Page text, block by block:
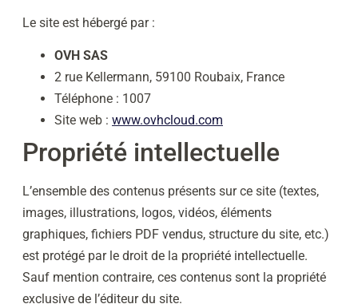
Le site est hébergé par :
OVH SAS
2 rue Kellermann, 59100 Roubaix, France
Téléphone : 1007
Site web : www.ovhcloud.com
Propriété intellectuelle
L’ensemble des contenus présents sur ce site (textes,
images, illustrations, logos, vidéos, éléments
graphiques, fichiers PDF vendus, structure du site, etc.)
est protégé par le droit de la propriété intellectuelle.
Sauf mention contraire, ces contenus sont la propriété
exclusive de l’éditeur du site.